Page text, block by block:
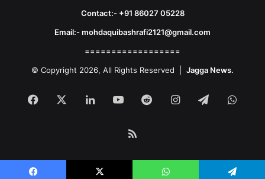
Contact:- +91 86027 05228
Email:- mohdaquibashrafi2121@gmail.com
==================
© Copyright 2026, All Rights Reserved | Jagga News.
Facebook LinkedInYouTubeRedditInstagram
Telegram
RSS